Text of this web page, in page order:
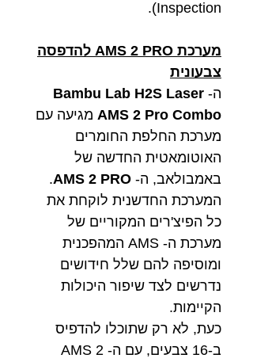
Inspection).
מערכת AMS 2 PRO להדפסה
צבעונית
ה- Bambu Lab H2S Laser
AMS 2 Pro Combo מגיעה עם
מערכת החלפת החומרים
האוטומאטית החדשה של
באמבולאב, ה- AMS 2 PRO
.
המערכת החדשנית לוקחת את
כל הפיצ'רים המקוריים של
מערכת ה- AMS המהפכנית
ומוסיפה להם שלל חידושים
נדרשים לצד שיפור היכולות
הקיימות.
כעת, לא רק שתוכלו להדפיס
ב-16 צבעים, עם ה- AMS 2